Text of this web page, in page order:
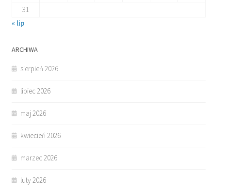
31
« lip
ARCHIWA
sierpień 2026
lipiec 2026
maj 2026
kwiecień 2026
marzec 2026
luty 2026